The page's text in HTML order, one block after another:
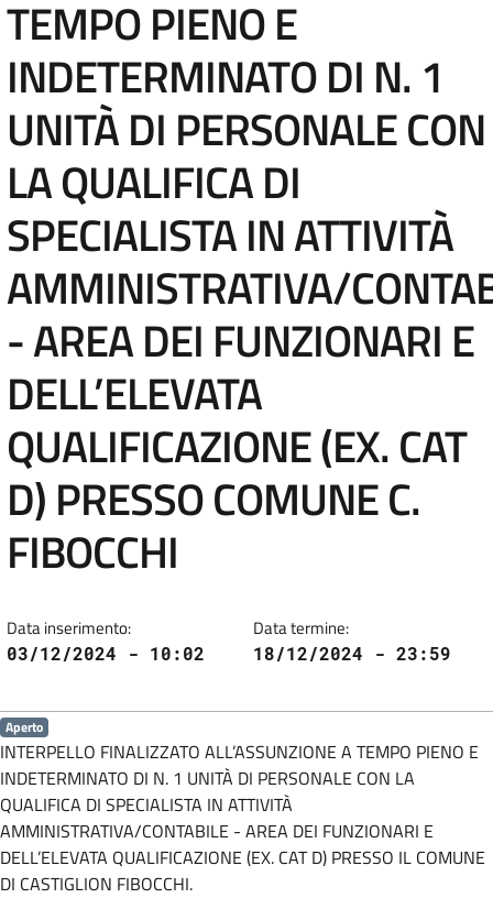
TEMPO PIENO E
INDETERMINATO DI N. 1
UNITÀ DI PERSONALE CON
LA QUALIFICA DI
SPECIALISTA IN ATTIVITÀ
AMMINISTRATIVA/
- AREA DEI FUNZIONARI E
DELL’ELEVATA
QUALIFICAZIONE (EX. CAT
D) PRESSO COMUNE C.
FIBOCCHI
Data inserimento:
03/12/2024 - 10:02
Data termine:
18/12/2024 - 23:59
Aperto
INTERPELLO FINALIZZATO ALL’ASSUNZIONE A TEMPO PIENO E
INDETERMINATO DI N. 1 UNITÀ DI PERSONALE CON LA
QUALIFICA DI SPECIALISTA IN ATTIVITÀ
AMMINISTRATIVA/CONTABILE - AREA DEI FUNZIONARI E
DELL’ELEVATA QUALIFICAZIONE (EX. CAT D) PRESSO IL COMUNE
DI CASTIGLION FIBOCCHI.